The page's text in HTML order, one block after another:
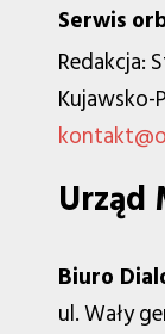
Serwis
Redakcja:
Kujawsko-
Urząd
Biuro
ul. Wały